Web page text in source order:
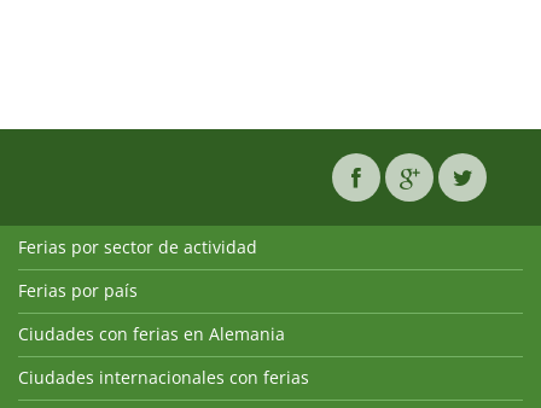
Ferias por sector de actividad
Ferias por país
Ciudades con ferias en Alemania
Ciudades internacionales con ferias